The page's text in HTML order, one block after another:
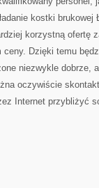
kostki
korzystną ofertę
Dzięki temu
niezwykle dobrze,
oczywiście
Internet przybliżyć